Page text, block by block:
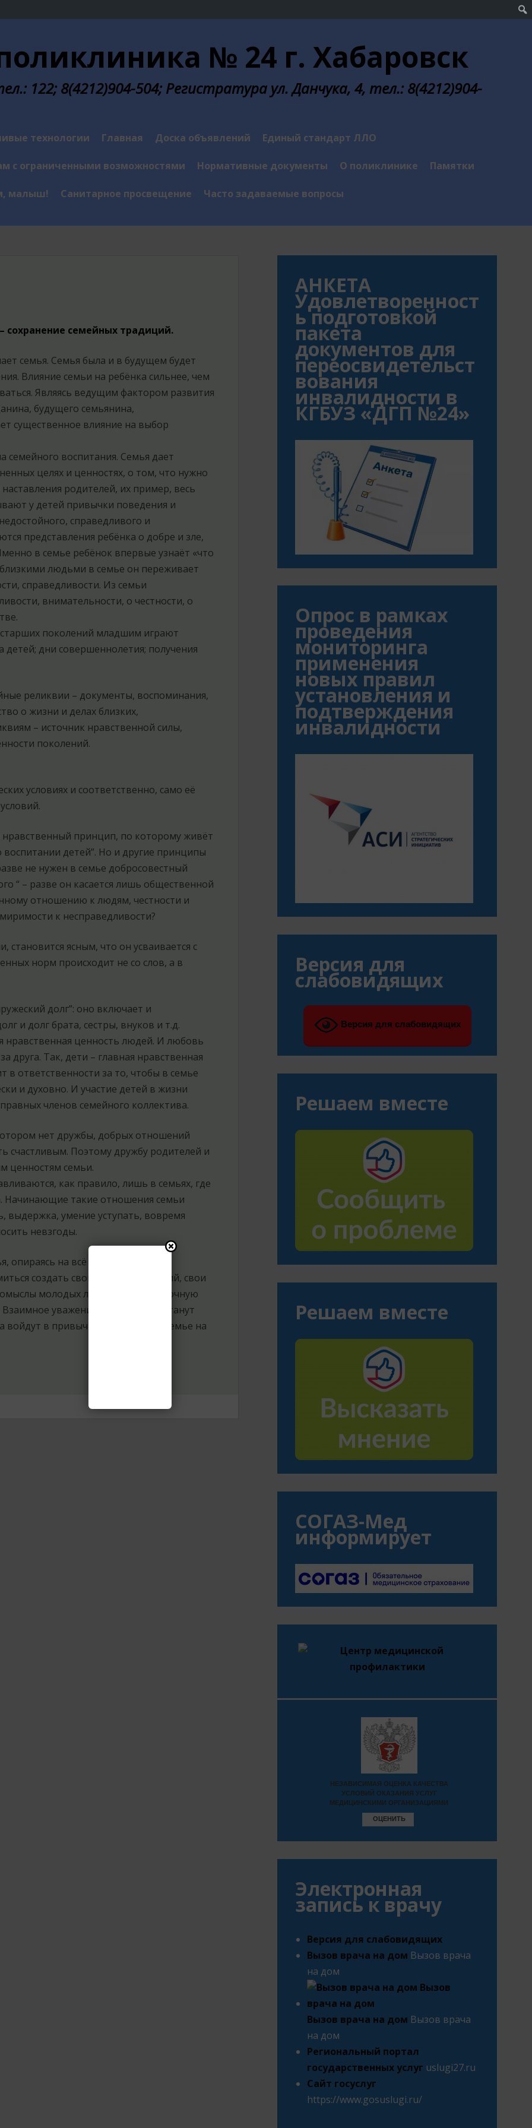
№ 24 г. Хабаровск
122; 8(4212)904-504; Регистратура ул. Данчука, 4, тел.: 8(4212)904-
технологии Главная Доска объявлений Единый стандарт ЛЛО
с ограниченными возможностями Нормативные документы О поликлинике Памятки
малыш! Санитарное просвещение Часто задаваемые вопросы
сохранение семейных традиций.
семья. Семья была и в будущем будет
Влияние семьи на ребёнка сильнее, чем
Являясь ведущим фактором развития
будущего семьянина,
существенное влияние на выбор
семейного воспитания. Семья дает
целях и ценностях, о том, что нужно
родителей, их пример, весь
у детей привычки поведения и
справедливого и
представления ребёнка о добре и зле,
в семье ребёнок впервые узнаёт «что
людьми в семье он переживает
справедливости. Из семьи
внимательности, о честности, о
поколений младшим играют
детей; дни совершеннолетия; получения
реликвии – документы, воспоминания,
о жизни и делах близких,
– источник нравственной силы,
поколений.
условиях и соответственно, само её
принцип, по которому живёт
детей”. Но и другие принципы
не нужен в семье добросовестный
“ – разве он касается лишь общественной
отношению к людям, честности и
к несправедливости?
ясным, что он усваивается с
норм происходит не со слов, а в
долг”: оно включает и
и долг брата, сестры, внуков и т.д.
нравственная ценность людей. И любовь
друга. Так, дети – главная нравственная
в ответственности за то, чтобы в семье
и духовно. И участие детей в жизни
членов семейного коллектива.
нет дружбы, добрых отношений
счастливым. Поэтому дружбу родителей и
ценностям семьи.
как правило, лишь в семьях, где
Начинающие такие отношения семьи
выдержка, умение уступать, вовремя
невзгоды.
опираясь на всё то лучшее,
создать свой стиль отношений, свои
молодых людей создать прочную
уважение и понимание станут
войдут в привычку и останутся в семье на
АНКЕТА
Удовлетворенност
ь подготовкой
пакета
документов для
переосвидетельст
вования
инвалидности в
КГБУЗ «ДГП №24»
Опрос в рамках
проведения
мониторинга
применения
новых правил
установления и
подтверждения
инвалидности
Версия для
слабовидящих
Версия для слабовидящих
Решаем вместе
Решаем вместе
СОГАЗ-Мед
информирует
Электронная
запись к врачу
Версия для слабовидящих
Вызов врача на дом Вызов врача
на дом
Вызов врача на дом Вызов врача
на дом
Региональный портал
государственных услуг uslugi27.ru
Сайт госуслуг
https://www.gosuslugi.ru/